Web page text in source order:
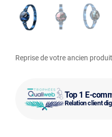
Top 1 E-
Relation client
Reprise de votre ancien